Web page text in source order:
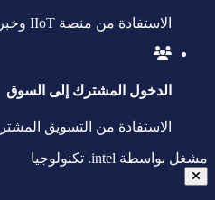
الاستفادة من منصة IIoT وخبرات Niotek.
الدخول المشترك إلى السوق
الاستفادة من التسويق
مشغل بواسطة intel. تكنولوجيا